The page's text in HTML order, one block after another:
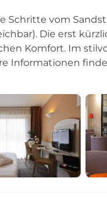
Schritte vom
Die erst
Komfort. Im
Informationen